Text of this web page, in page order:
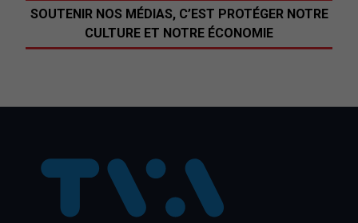
SOUTENIR NOS MÉDIAS, C’EST PROTÉGER NOTRE
CULTURE ET NOTRE ÉCONOMIE